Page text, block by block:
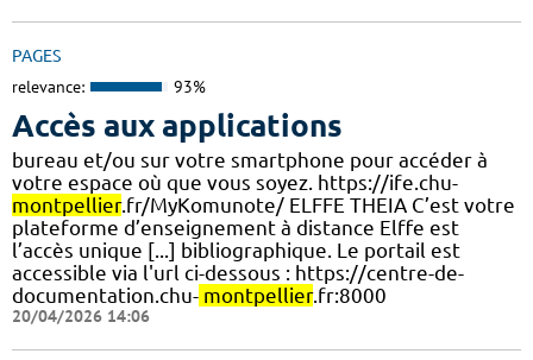
PAGES
relevance: 93%
Accès aux applications
bureau et/ou sur votre smartphone pour accéder à
votre espace où que vous soyez. https://ife.chu-
montpellier.fr/MyKomunote/ ELFFE THEIA C’est votre
plateforme d’enseignement à distance Elffe est
l’accès unique [...] bibliographique. Le portail est
accessible via l'url ci-dessous : https://centre-de-
documentation.chu- montpellier.fr:8000
20/04/2026 14:06